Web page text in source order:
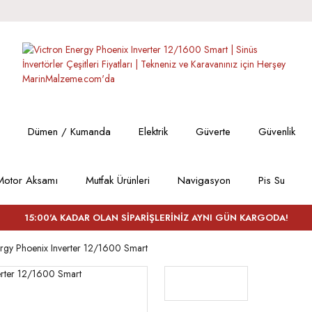
Dümen / Kumanda Elektrik Güverte Güvenlik
Aksamı Mutfak Ürünleri Navigasyon Pis Su
15:00'A KADAR OLAN SİPARİŞLERİNİZ AYNI GÜN KARGODA!
Phoenix Inverter 12/1600 Smart